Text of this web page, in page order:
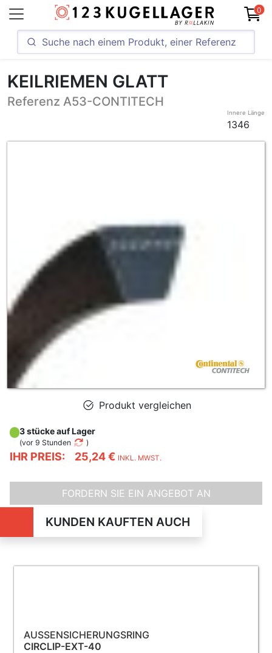
0
KEILRIEMEN GLATT
Referenz A53-CONTITECH
Innere Länge
1346
Produkt vergleichen
IHR PREIS: 25,24 € INKL. MWST.
3 stücke auf Lager
(vor 9 Stunden )
FORDERN SIE EIN ANGEBOT AN
KUNDEN KAUFTEN AUCH
AUSSENSICHERUNGSRING
CIRCLIP-EXT-40